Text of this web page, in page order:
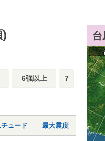
6強以上 7
ュード 最大震度